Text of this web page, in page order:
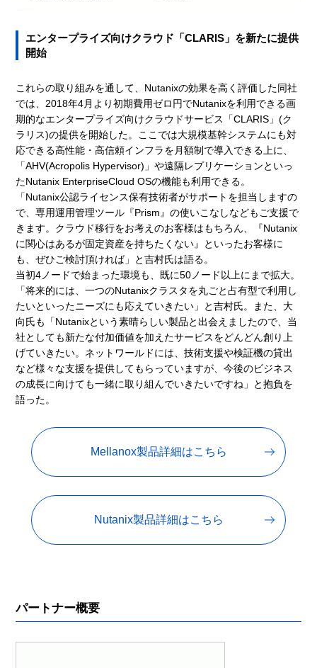
エンタープライズ向けクラウド「CLARIS」を新たに提供
開始
これらの取り組みを通して、Nutanixの効果を高く評価した同社
では、2018年4月より初期費用ゼロ円でNutanixを利用できる画
期的なエンタープライズ向けクラウドサービス「CLARIS」(ク
ラリス)の提供を開始した。ここでは大規模基幹システムにも対
応できる高性能・高信頼インフラを月額制で導入できる上に、
「AHV(Acropolis Hypervisor)」や遠隔レプリケーションといっ
たNutanix EnterpriseCloud OSの機能も利用できる。
「Nutanix公認ライセンス保有技術者がサポートを担当しますの
で、専用運用管理ツール『Prism』の使いこなしなどもご支援で
きます。クラウド移行をお考えのお客様はもちろん、『Nutanix
に関心はあるが固定資産を持ちたくない』といったお客様に
も、ぜひご検討頂ければ」と吉村氏は語る。
当初4ノードで始まった環境も、既に50ノード以上にまで拡大。
「将来的には、一つのNutanixクラスタを丸ごと占有型で利用し
たいといったニーズにも応えていきたい」と吉村氏。また、大
向氏も「Nutanixという素晴らしい製品と出会えましたので、当
社としても新たな付加価値を加えたサービスをどんどん創り上
げていきたい。ネットワールドには、技術支援や検証機の貸出
など様々な支援を提供してもらっていますが、今後のビジネス
の成長に向けても一緒に取り組んでいきたいですね」と抱負を
語った。
Mellanox製品詳細はこちら
Nutanix製品詳細はこちら
パートナー概要